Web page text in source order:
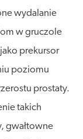
wydalanie
w gruczole
prekursor
poziomu
prostaty.
takich
gwałtowne